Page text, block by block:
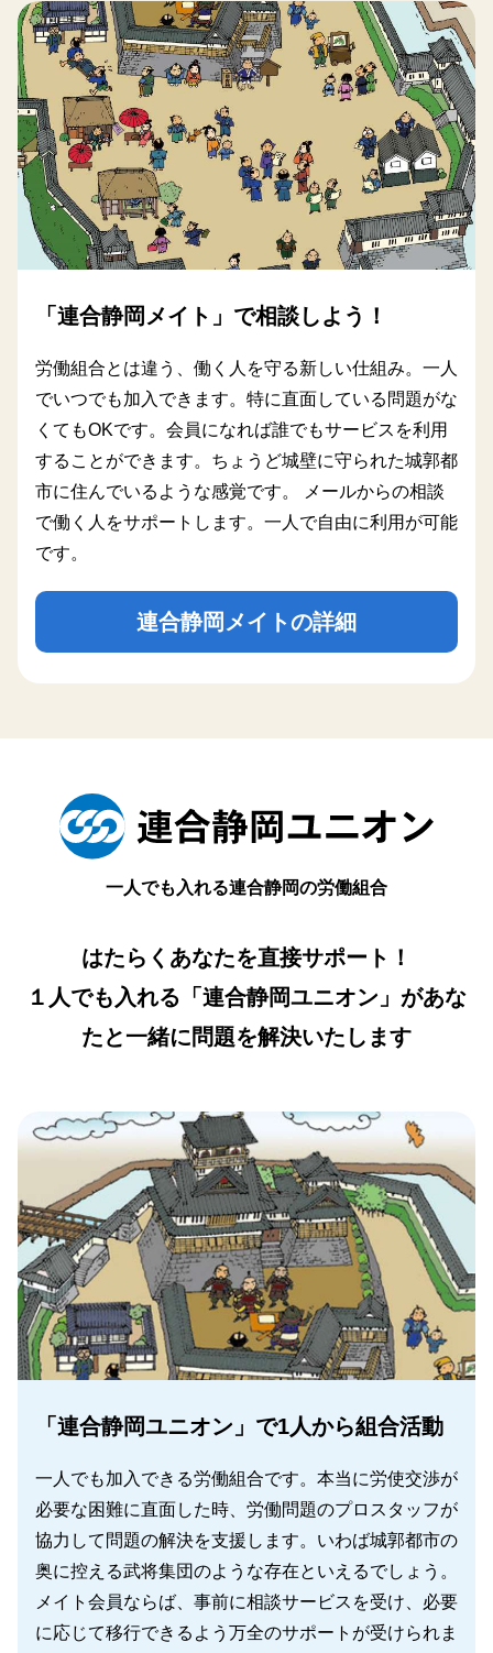
「連合静岡メイト」で相談しよう！
労働組合とは違う、働く人を守る新しい仕組み。一人
でいつでも加入できます。特に直面している問題がな
くてもOKです。会員になれば誰でもサービスを利用
することができます。ちょうど城壁に守られた城郭都
市に住んでいるような感覚です。 メールからの相談
で働く人をサポートします。一人で自由に利用が可能
です。
連合静岡メイトの詳細
一人でも入れる連合静岡の労働組合
はたらくあなたを直接サポート！
１人でも入れる「連合静岡ユニオン」があな
たと一緒に問題を解決いたします
「連合静岡ユニオン」で1人から組合活動
一人でも加入できる労働組合です。本当に労使交渉が
必要な困難に直面した時、労働問題のプロスタッフが
協力して問題の解決を支援します。いわば城郭都市の
奥に控える武将集団のような存在といえるでしょう。
メイト会員ならば、事前に相談サービスを受け、必要
に応じて移行できるよう万全のサポートが受けられま